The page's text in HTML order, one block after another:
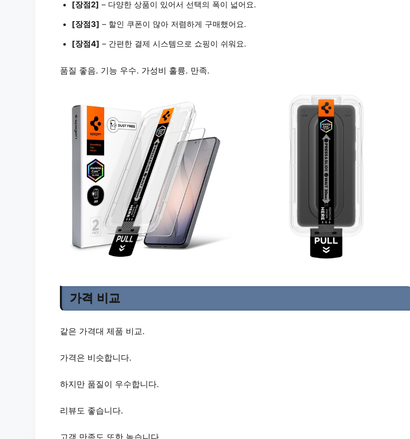
[장점2] – 다양한 상품이 있어서 선택의 폭이 넓어요.
[장점3] – 할인 쿠폰이 많아 저렴하게 구매했어요.
[장점4] – 간편한 결제 시스템으로 쇼핑이 쉬워요.
품질 좋음. 기능 우수. 가성비 훌륭. 만족.
가격 비교
같은 가격대 제품 비교.
가격은 비슷합니다.
하지만 품질이 우수합니다.
리뷰도 좋습니다.
고객 만족도 또한 높습니다.